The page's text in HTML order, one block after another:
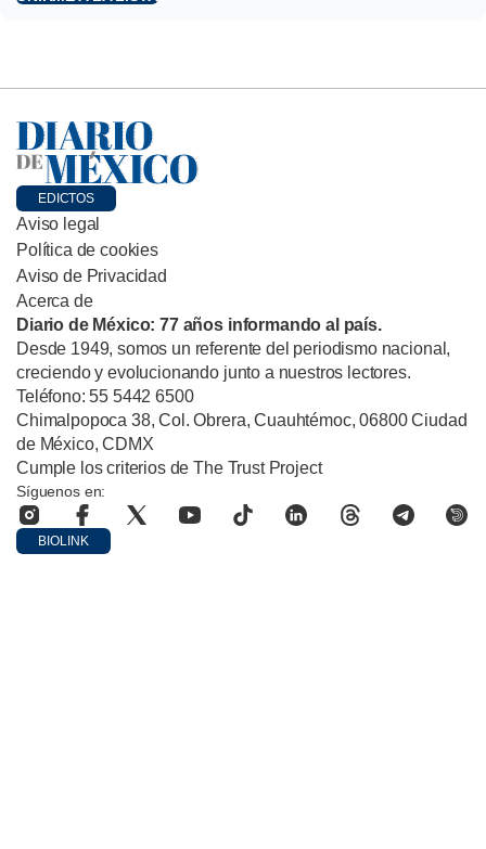
EDICTOS
Aviso legal
Política de cookies
Aviso de Privacidad
Acerca de
Diario de México: 77 años informando al país.
Desde 1949, somos un referente del periodismo nacional,
creciendo y evolucionando junto a nuestros lectores.
Teléfono: 55 5442 6500
Chimalpopoca 38, Col. Obrera, Cuauhtémoc, 06800 Ciudad
de México, CDMX
Cumple los criterios de The Trust Project
Síguenos en:
BIOLINK